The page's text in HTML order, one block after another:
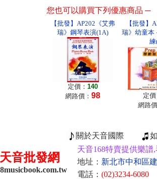
您也可以購買下列優惠商品 ─
【批發】AP202《艾弗
瑞》鋼琴表演(1A)
定價： 140
網路價： 98
【批發】
瑞》幼童本
定
網路
關於天音國際
天音批發網
天音168特賣提供樂
地址： 新北市中和區
電話： (02)3234-6080